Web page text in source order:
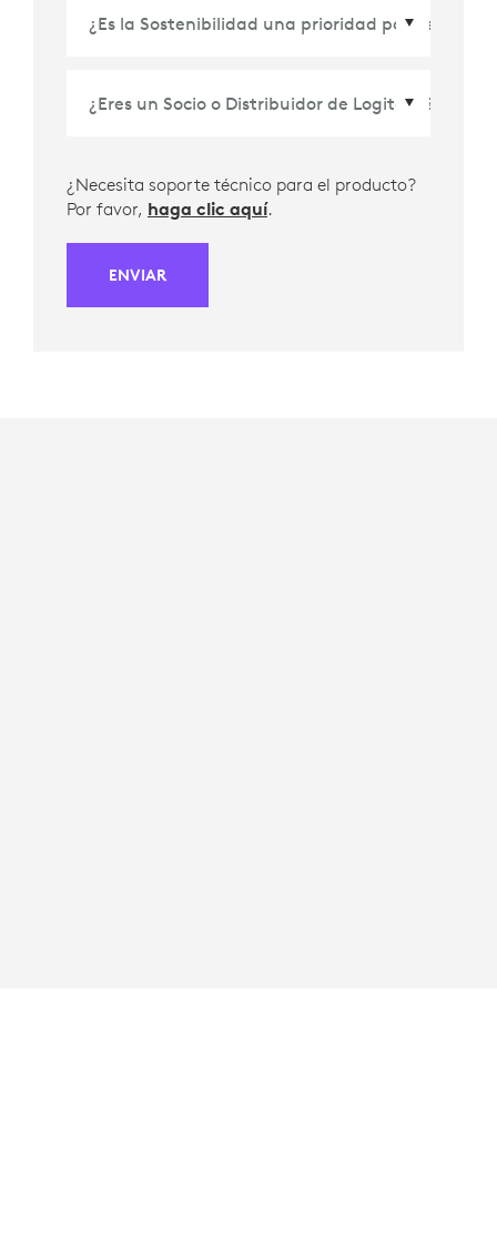
¿Necesita soporte técnico para el producto?
Por favor, haga clic aquí.
ENVIAR